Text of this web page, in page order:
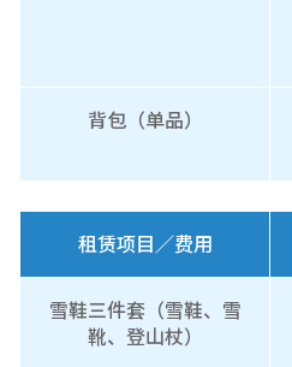
背包（单品）
租赁项目／费用
雪鞋三件套（雪鞋、雪
靴、登山杖）